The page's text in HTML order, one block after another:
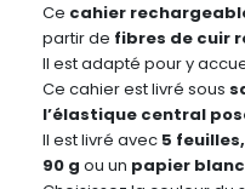
Ce cahier
partir de fibres de cuir
Il est adapté pour y
Ce cahier est livré sous
l’élastique central
Il est livré avec 5
90 g ou un papier